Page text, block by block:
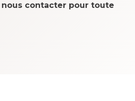
contacter pour toute